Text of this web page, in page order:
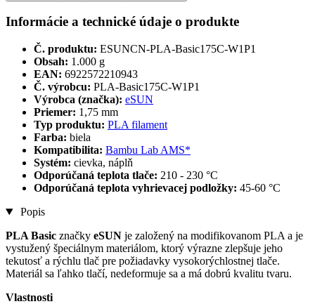
Informácie a technické údaje o produkte
Č. produktu: ESUNCN-PLA-Basic175C-W1P1
Obsah: 1.000 g
EAN: 6922572210943
Č. výrobcu: PLA-Basic175C-W1P1
Výrobca (značka): eSUN
Priemer: 1,75 mm
Typ produktu: PLA filament
Farba: biela
Kompatibilita: Bambu Lab AMS*
Systém: cievka, náplň
Odporúčaná teplota tlače: 210 - 230 °C
Odporúčaná teplota vyhrievacej podložky: 45-60 °C
Popis
PLA Basic značky eSUN je založený na modifikovanom PLA a je
vystužený špeciálnym materiálom, ktorý výrazne zlepšuje jeho
tekutosť a rýchlu tlač pre požiadavky vysokorýchlostnej tlače.
Materiál sa ľahko tlačí, nedeformuje sa a má dobrú kvalitu tvaru.
Vlastnosti